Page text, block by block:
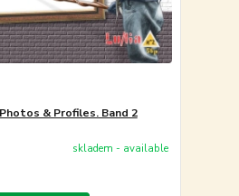
& Profiles. Band 2
skladem - available